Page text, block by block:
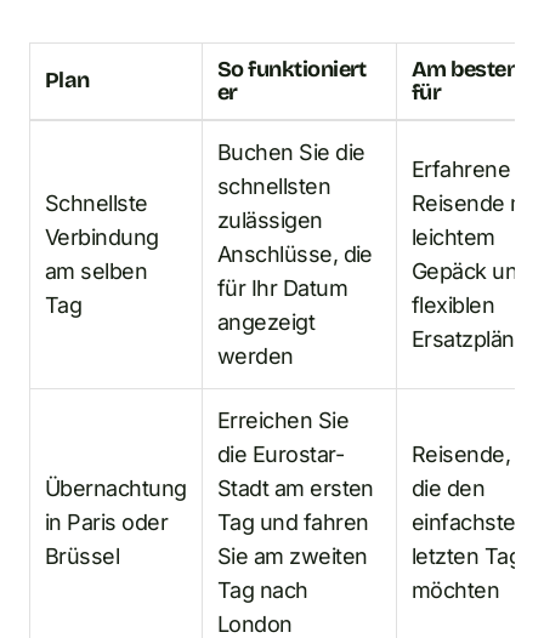
Plan
So funktioniert
er
Am besten
für
Schnellste
Verbindung
am selben
Tag
Buchen Sie die
schnellsten
zulässigen
Anschlüsse, die
für Ihr Datum
angezeigt
werden
Erfahrene
Reisende mit
leichtem
Gepäck und
flexiblen
Ersatzplänen
Übernachtung
in Paris oder
Brüssel
Erreichen Sie
die Eurostar-
Stadt am ersten
Tag und fahren
Sie am zweiten
Tag nach
London
Reisende,
die den
einfachsten
letzten Tag
möchten